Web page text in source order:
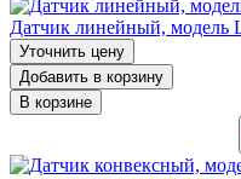
Датчик линейный, модель
Уточнить цену
Добавить в корзину
В корзине